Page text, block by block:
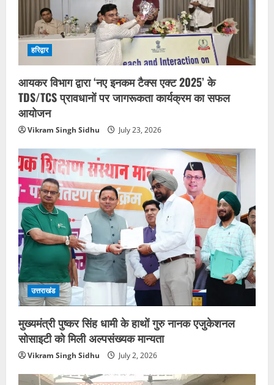
हरिद्वार
आयकर विभाग द्वारा ‘नए इनकम टैक्स एक्ट 2025’ के
TDS/TCS प्रावधानों पर जागरूकता कार्यक्रम का सफल
आयोजन
Vikram Singh Sidhu July 23, 2026
उत्तराखंड
मुख्यमंत्री पुष्कर सिंह धामी के हाथों गुरु नानक एजुकेशनल
सोसाइटी को मिली अल्पसंख्यक मान्यता
Vikram Singh Sidhu July 2, 2026